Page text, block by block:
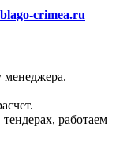
crimea.ru
менеджера.
работаем